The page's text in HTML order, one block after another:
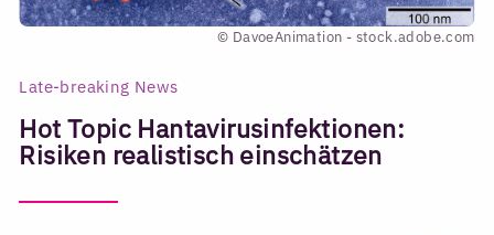
© DavoeAnimation - stock.adobe.com
Late-breaking News
Hot Topic Hantavirusinfektionen:
Risiken realistisch einschätzen